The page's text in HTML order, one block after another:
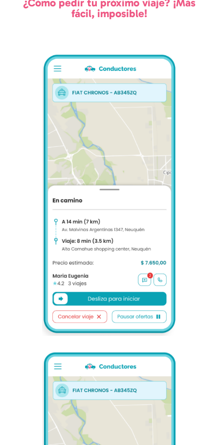
¿Cómo pedir tu próximo viaje? ¡Más
fácil, imposible!